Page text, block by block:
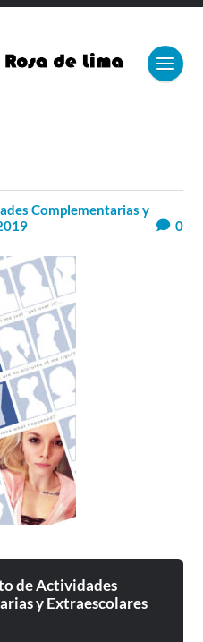
Complementarias y
0
de Actividades
y Extraescolares